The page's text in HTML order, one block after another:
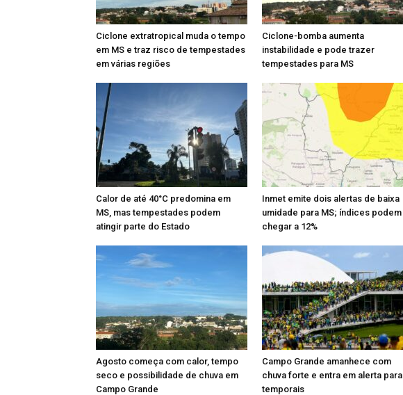
Ciclone extratropical muda o tempo
em MS e traz risco de tempestades
em várias regiões
Ciclone-bomba aumenta
instabilidade e pode trazer
tempestades para MS
Calor de até 40°C predomina em
MS, mas tempestades podem
atingir parte do Estado
Inmet emite dois alertas de baixa
umidade para MS; índices podem
chegar a 12%
Agosto começa com calor, tempo
seco e possibilidade de chuva em
Campo Grande
Campo Grande amanhece com
chuva forte e entra em alerta para
temporais